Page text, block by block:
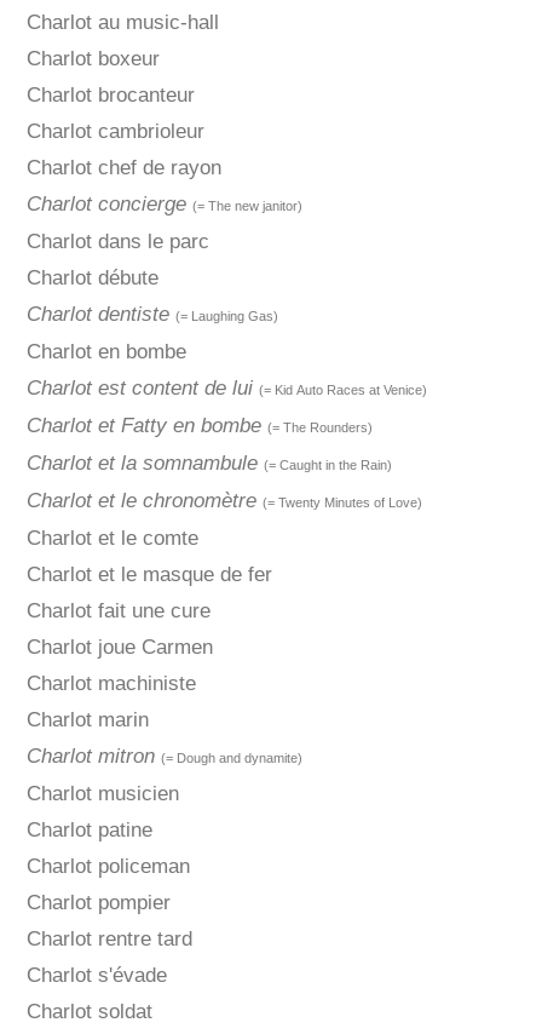
Charlot au music-hall
Charlot boxeur
Charlot brocanteur
Charlot cambrioleur
Charlot chef de rayon
Charlot concierge (= The new janitor)
Charlot dans le parc
Charlot débute
Charlot dentiste (= Laughing Gas)
Charlot en bombe
Charlot est content de lui (= Kid Auto Races at Venice)
Charlot et Fatty en bombe (= The Rounders)
Charlot et la somnambule (= Caught in the Rain)
Charlot et le chronomètre (= Twenty Minutes of Love)
Charlot et le comte
Charlot et le masque de fer
Charlot fait une cure
Charlot joue Carmen
Charlot machiniste
Charlot marin
Charlot mitron (= Dough and dynamite)
Charlot musicien
Charlot patine
Charlot policeman
Charlot pompier
Charlot rentre tard
Charlot s'évade
Charlot soldat